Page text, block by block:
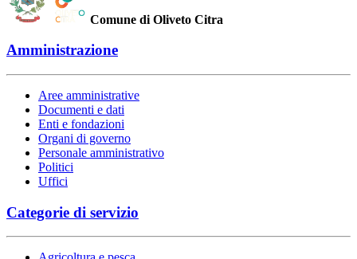
Comune di Oliveto Citra
Amministrazione
Aree amministrative
Documenti e dati
Enti e fondazioni
Organi di governo
Personale amministrativo
Politici
Uffici
Categorie di servizio